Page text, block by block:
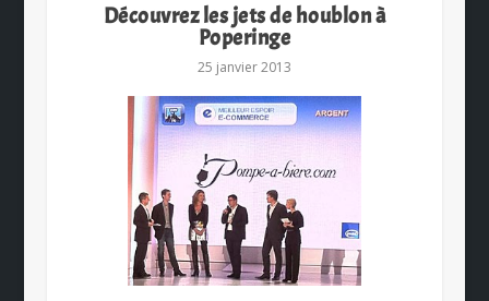
Découvrez les jets de houblon à
Poperinge
25 janvier 2013